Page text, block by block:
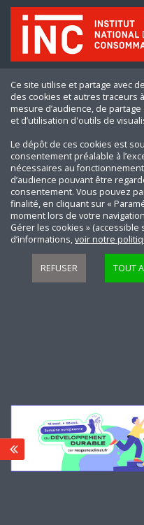
Ce site utilise et partage avec
des cookies et autres traceurs
mesure d’audience, de
et d’utilisation d'outils de
Le dépôt de ces cookies est
consentement préalable à
nécessaires au
d’audience pouvant être
consentement. Vous pouvez
finalité, en cliquant sur «
moment lors de votre
Gérer les cookies »
d’informations,voir notre
REFUSER TOUT